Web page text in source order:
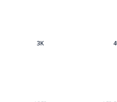
3Κ